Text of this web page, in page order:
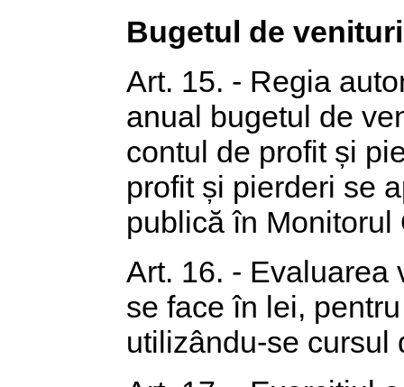
Bugetul de
Art. 15. - Regia
anual bugetul de
contul de profit și
profit și pierderi se
publică în Monitorul
Art. 16. - Evaluarea
se face în lei,
utilizându-se cursul